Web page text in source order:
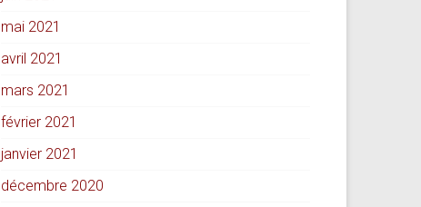
mai 2021
avril 2021
mars 2021
février 2021
janvier 2021
décembre 2020